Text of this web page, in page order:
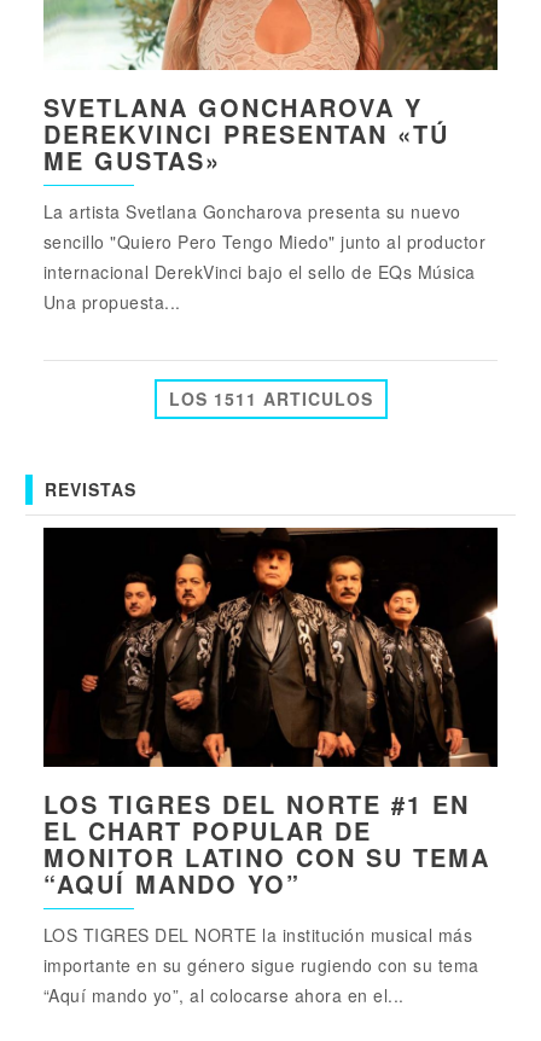
SVETLANA GONCHAROVA Y
DEREKVINCI PRESENTAN «TÚ
ME GUSTAS»
La artista Svetlana Goncharova presenta su nuevo
sencillo "Quiero Pero Tengo Miedo" junto al productor
internacional DerekVinci bajo el sello de EQs Música
Una propuesta...
LOS 1511 ARTICULOS
REVISTAS
LOS TIGRES DEL NORTE #1 EN
EL CHART POPULAR DE
MONITOR LATINO CON SU TEMA
“AQUÍ MANDO YO”
LOS TIGRES DEL NORTE la institución musical más
importante en su género sigue rugiendo con su tema
“Aquí mando yo”, al colocarse ahora en el...